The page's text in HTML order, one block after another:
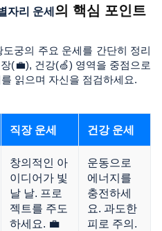
자리 운세 의 핵심 포인트
궁의 주요 운세를 간단히 정리
(💼), 건강(🍏) 영역을 중점으로
읽으며 자신을 점검하세요.
직장 운세 건강 운세
창의적인 아
이디어가 빛
날 날. 프로
젝트를 주도
하세요. 💼
운동으로
에너지를
충전하세
요. 과도한
피로 주의.